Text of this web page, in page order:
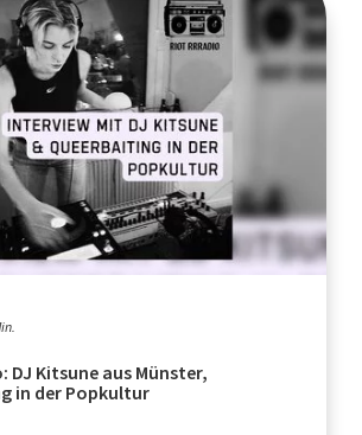
DJ Kitsune aus Münster,
in der Popkultur